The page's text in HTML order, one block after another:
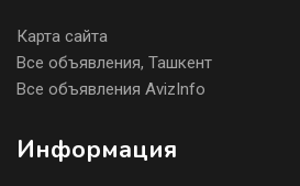
Карта сайта
Все объявления, Ташкент
Все объявления AvizInfo
Информация